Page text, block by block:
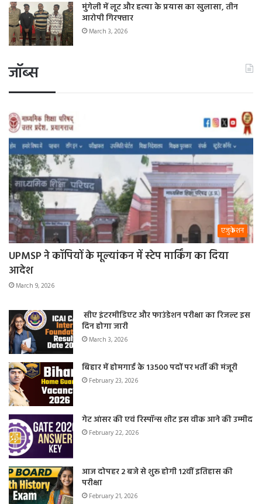
मुंगेली में लूट और हत्या के प्रयास का खुलासा, तीन
आरोपी गिरफ्तार
March 3, 2026
जॉब्स
एजुकेशन
UPMSP ने कॉपियों के मूल्यांकन में स्टेप मार्किंग का दिया
आदेश
March 9, 2026
सीए इंटरमीडिएट और फाउंडेशन परीक्षा का रिजल्ट इस
दिन होगा जारी
March 3, 2026
बिहार में होमगार्ड के 13500 पदों पर भर्ती की मंजूरी
February 23, 2026
गेट आंसर की एवं रिस्पॉन्स शीट इस वीक आने की उम्मीद
February 22, 2026
आज दोपहर 2 बजे से शुरू होगी 12वीं इतिहास की
परीक्षा
February 21, 2026